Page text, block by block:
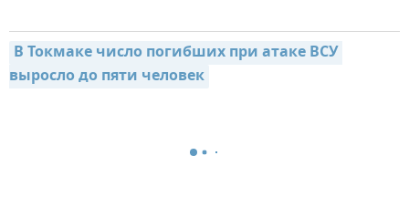
В Токмаке число погибших при атаке ВСУ
выросло до пяти человек